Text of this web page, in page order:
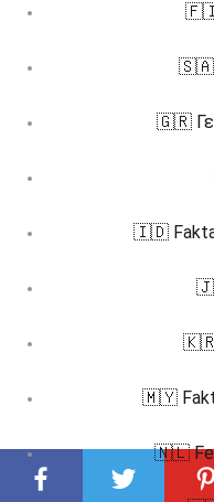
🇫🇮
🇬🇷
🇮🇩 Fakta
🇰🇷
🇲🇾
🇳🇱